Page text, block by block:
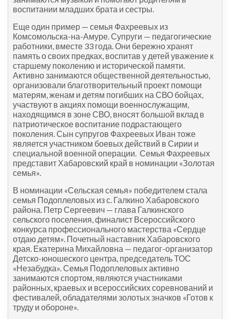
воспитании младших брата и сестры.
Еще один пример — семья Фахреевых из
Комсомольска-на-Амуре. Супруги — педагогические
работники, вместе 33 года. Они бережно хранят
память о своих предках, воспитав у детей уважение к
старшему поколению и исторической памяти.
Активно занимаются общественной деятельностью,
организовали благотворительный проект помощи
матерям, женам и детям погибших на СВО бойцах,
участвуют в акциях помощи военнослужащим,
находящимся в зоне СВО, вносят большой вклад в
патриотическое воспитание подрастающего
поколения. Сын супругов Фахреевых Иван тоже
является участником боевых действий в Сирии и
специальной военной операции. Семья Фахреевых
представит Хабаровский край в номинации «Золотая
семья».
В номинации «Сельская семья» победителем стала
семья Подоплеловых из с. Галкино Хабаровского
района. Петр Сергеевич — глава Галкинского
сельского поселения, финалист Всероссийского
конкурса профессионального мастерства «Сердце
отдаю детям». Почетный наставник Хабаровского
края. Екатерина Михайловна — педагог-организатор
Детско-юношеского центра, председатель ТОС
«Незабудка». Семья Подоплеловых активно
занимаются спортом, являются участниками
районных, краевых и всероссийских соревнований и
фестивалей, обладателями золотых значков «Готов к
труду и обороне».